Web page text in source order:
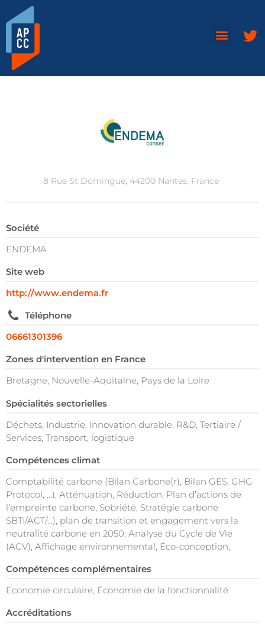
8 Rue St Domingue, 44200 Nantes, France
Société
ENDEMA
Site web
http://www.endema.fr
Téléphone
06661301396
Zones d'intervention en France
Bretagne, Nouvelle-Aquitaine, Pays de la Loire
Spécialités sectorielles
Déchets, Industrie, Innovation durable, R&D, Tertiaire /
Services, Transport, logistique
Compétences climat
Comptabilité carbone (Bilan Carbone(r), Bilan GES, GHG
Protocol, …), Atténuation, Réduction, Plan d’actions de
l’empreinte carbone, Sobriété, Stratégie carbone
SBTI/ACT/...), plan de transition et engagement vers la
neutralité carbone en 2050, Analyse du Cycle de Vie
(ACV), Affichage environnemental, Éco-conception,
Compétences complémentaires
Economie circulaire, Économie de la fonctionnalité
Accréditations